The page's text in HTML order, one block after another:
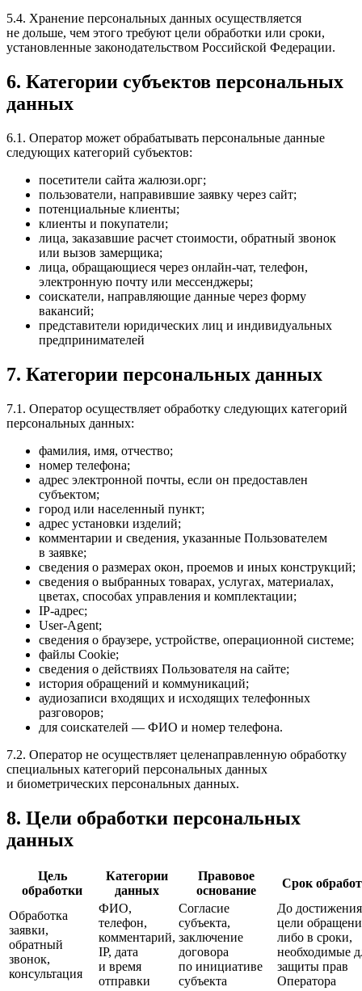
5.4. Хранение персональных данных осуществляется
не дольше, чем этого требуют цели обработки или сроки,
установленные законодательством Российской Федерации.
6. Категории субъектов персональных
данных
6.1. Оператор может обрабатывать персональные данные
следующих категорий субъектов:
посетители сайта жалюзи.орг;
пользователи, направившие заявку через сайт;
потенциальные клиенты;
клиенты и покупатели;
лица, заказавшие расчет стоимости, обратный звонок
или вызов замерщика;
лица, обращающиеся через онлайн-чат, телефон,
электронную почту или мессенджеры;
соискатели, направляющие данные через форму
вакансий;
представители юридических лиц и индивидуальных
предпринимателей
7. Категории персональных данных
7.1. Оператор осуществляет обработку следующих категорий
персональных данных:
фамилия, имя, отчество;
номер телефона;
адрес электронной почты, если он предоставлен
субъектом;
город или населенный пункт;
адрес установки изделий;
комментарии и сведения, указанные Пользователем
в заявке;
сведения о размерах окон, проемов и иных конструкций;
сведения о выбранных товарах, услугах, материалах,
цветах, способах управления и комплектации;
IP-адрес;
User-Agent;
сведения о браузере, устройстве, операционной системе;
файлы Cookie;
сведения о действиях Пользователя на сайте;
история обращений и коммуникаций;
аудиозаписи входящих и исходящих телефонных
разговоров;
для соискателей — ФИО и номер телефона.
7.2. Оператор не осуществляет целенаправленную обработку
специальных категорий персональных данных
и биометрических персональных данных.
8. Цели обработки персональных
данных
Цель
обработки
Категории
данных
Правовое
основание
Срок
Обработка
заявки,
обратный
звонок,
консультация
ФИО,
телефон,
комментарий,
IP, дата
и время
отправки
Согласие
субъекта,
заключение
договора
по инициативе
субъекта
До достижения
цели
либо в сроки,
необходимые
защиты прав
Оператора